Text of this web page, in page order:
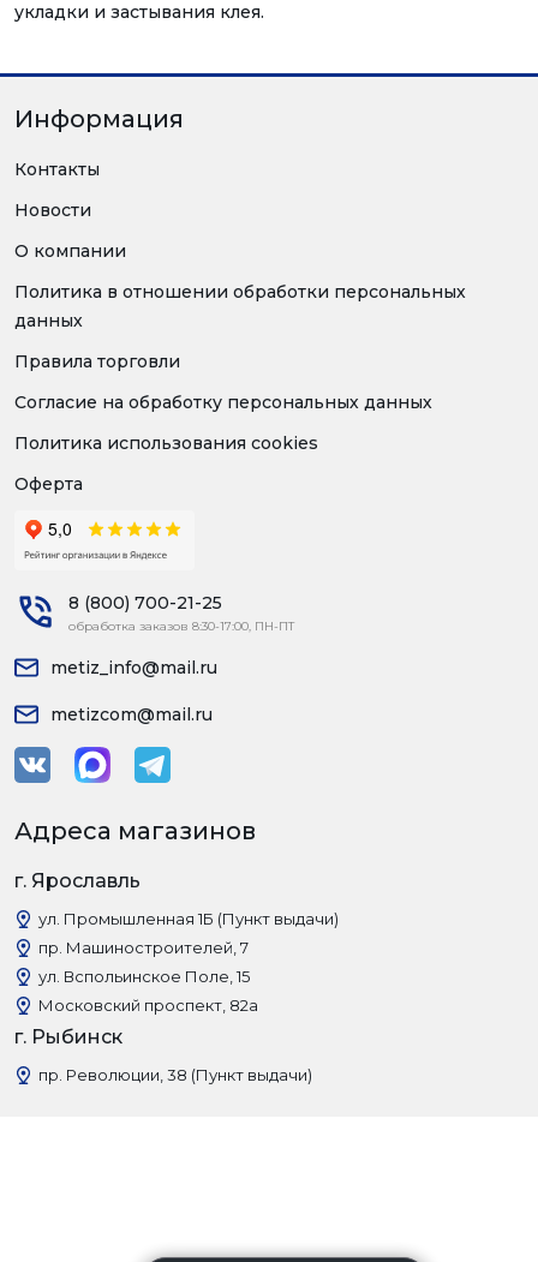
укладки и застывания клея.
Информация
Контакты
Новости
О компании
Политика в отношении обработки персональных
данных
Правила торговли
Согласие на обработку персональных данных
Политика использования cookies
Оферта
8 (800) 700-21-25
обработка заказов 8:30-17:00, ПН-ПТ
metiz_info@mail.ru
metizcom@mail.ru
Адреса магазинов
г. Ярославль
ул. Промышленная 1Б (Пункт выдачи)
пр. Машиностроителей, 7
ул. Вспольинское Поле, 15
Московский проспект, 82а
г. Рыбинск
пр. Революции, 38 (Пункт выдачи)